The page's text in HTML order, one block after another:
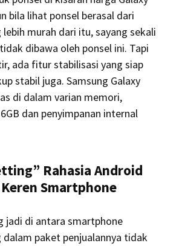
bila lihat ponsel berasal dari
lebih murah dari itu, sayang sekali
dibawa oleh ponsel ini. Tapi
ada fitur stabilisasi yang siap
stabil juga. Samsung Galaxy
di dalam varian memori,
dan penyimpanan internal
Rahasia Android
Smartphone
jadi di antara smartphone
dalam paket penjualannya tidak